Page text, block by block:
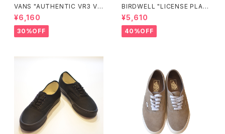
VANS "AUTHENTIC VR3 VN
0005UDTBD"
¥6,160
30%OFF
BIRDWELL "LICENSE PLAT
E TEE"
¥5,610
40%OFF